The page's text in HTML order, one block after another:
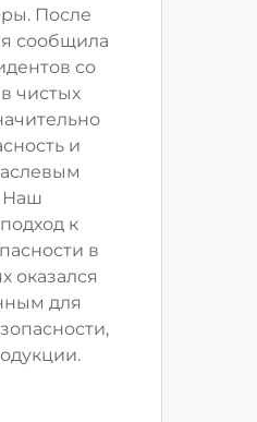
После
сообщила
со
чистых
и
Наш
к
в
оказался
для